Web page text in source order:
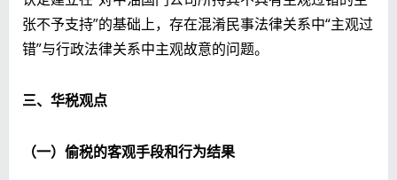
张不予支持”的基础上，存在混淆民事法律关系中“主观过
错”与行政法律关系中主观故意的问题。
三、华税观点
（一）偷税的客观手段和行为结果